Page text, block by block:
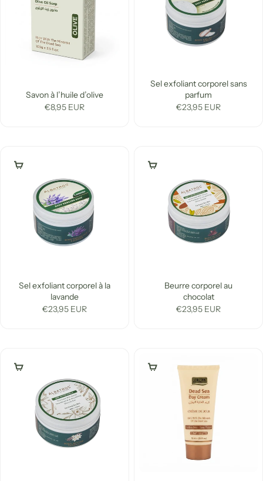
Savon à l’huile d’olive
Prix de vente
€8,95 EUR
Sel exfoliant corporel sans
parfum
Prix de vente
€23,95 EUR
Ajouter au panier
Sel exfoliant corporel à la
lavande
Prix de vente
€23,95 EUR
Ajouter au panier
Beurre corporel au
chocolat
Prix de vente
€23,95 EUR
Ajouter au panier Ajouter au panier